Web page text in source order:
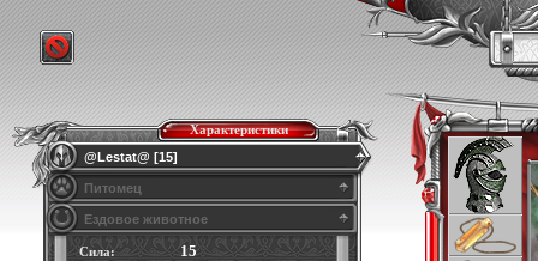
Характеристики
@Lestat@ [15]
Питомец
Ездовое животное
Сила: 15